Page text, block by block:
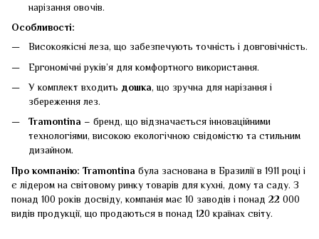
нарізання овочів.
Особливості:
Високоякісні леза, що забезпечують точність і довговічність.
Ергономічні руків’я для комфортного використання.
У комплект входить дошка, що зручна для нарізання і
збереження лез.
Tramontina – бренд, що відзначається інноваційними
технологіями, високою екологічною свідомістю та стильним
дизайном.
Про компанію: Tramontina була заснована в Бразилії в 1911 році і
є лідером на світовому ринку товарів для кухні, дому та саду. З
понад 100 років досвіду, компанія має 10 заводів і понад 22 000
видів продукції, що продаються в понад 120 країнах світу.